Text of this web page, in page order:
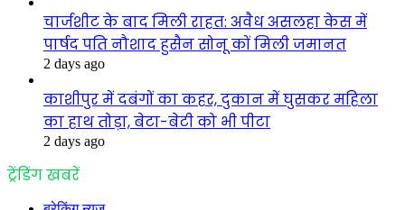
चार्जशीट के बाद मिली राहत: अवैध असलहा केस में
पार्षद पति नौशाद हुसैन सोनू कों मिली जमानत
2 days ago
काशीपुर में दबंगों का कहर, दुकान में घुसकर महिला
का हाथ तोड़ा, बेटा-बेटी को भी पीटा
2 days ago
ट्रेंडिंग खबरें